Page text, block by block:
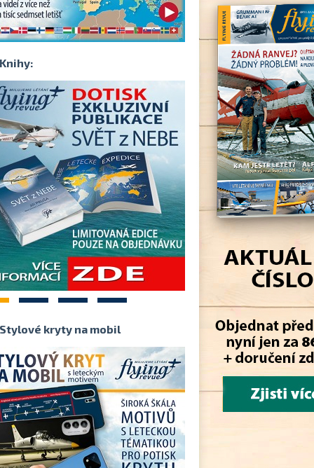
Knihy:
2 3 4
Stylové kryty na mobil